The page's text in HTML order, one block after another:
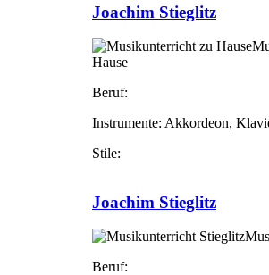
Joachim Stieglitz
Hause
Beruf:
Instrumente: Akkordeon,
Stile:
Joachim Stieglitz
Beruf: